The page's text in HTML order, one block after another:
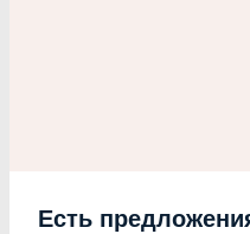
Есть